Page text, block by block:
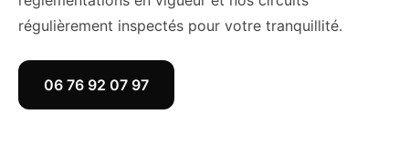
régulièrement inspectés pour votre tranquillité.
06 76 92 07 97